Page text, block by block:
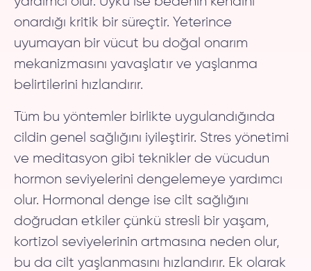
onardığı kritik bir süreçtir. Yeterince
uyumayan bir vücut bu doğal onarım
mekanizmasını yavaşlatır ve yaşlanma
belirtilerini hızlandırır.
Tüm bu yöntemler birlikte uygulandığında
cildin genel sağlığını iyileştirir. Stres yönetimi
ve meditasyon gibi teknikler de vücudun
hormon seviyelerini dengelemeye yardımcı
olur. Hormonal denge ise cilt sağlığını
doğrudan etkiler çünkü stresli bir yaşam,
kortizol seviyelerinin artmasına neden olur,
bu da cilt yaşlanmasını hızlandırır. Ek olarak